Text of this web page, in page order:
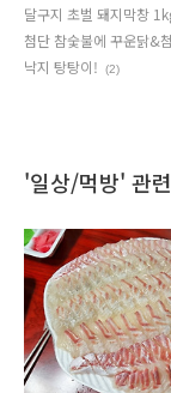
달구지 초벌 돼지막창
첨단 참숯불에 꾸운닭&
낙지 탕탕이! (2)
'일상/먹방' 관